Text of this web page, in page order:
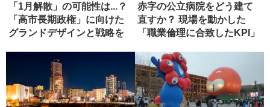
「1月解散」の可能性は...？
「高市長期政権」に向けた
グランドデザインと戦略を
赤字の公立病院をどう建て
直すか？ 現場を動かした
「職業倫理に合致したKPI」